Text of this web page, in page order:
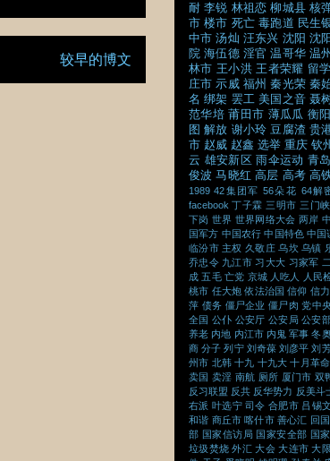
较早的博文
耐 李锐 林祖恋 柳城县 核
市 楼市 死亡 毒跑道 民生
中市 汤灿 汪东兴 沈阳 沈
院 海伍德 淫官 温哥华 温
林市 王小洪 王者荣耀 留
庄市 示威 福州 秦光荣 秦
名 绑架 罢工 美国之音 聂
范华培 莆田市 薄瓜瓜 衡
图 解放 谢小玲 豆腐渣 贵
市 赵威 赵鑫 选举 重庆 钦
云 雄安新区 雨伞运动 青
俊波 马晓红 高层 高考 高
1989 42集团军 56朵花 64解
facebook 丁子霖 三明市 三门
下岗 世界 世界网络大会 两岸
国军方 中国农行 中国特色 中国
临汾市 主权 久敬庄 乌坎 乌镇
乔忠令 九江市 习大大 习家军
成 五毛 亡党 京城 人吃人 人民
桃市 任大炮 依法治国 信仰 信
萍 债务 僵尸企业 僵尸肉 党中
全国 公仆 公安厅 公安局 公安
养老 内地 内江市 内鬼 军事 冬
商 分子 列宁 刘奇葆 刘彦平 刘
州市 北韩 十九 十九大 十月革命
卖国 卖淫 南航 厕所 厦门市 双
反习联盟 反共 反华势力 反美斗
右派 叶选宁 司令 合肥市 吕锡文
和谐 商丘市 喀什市 善心汇 回国
部 国家信访局 国家安全部 国
垃圾焚烧 外汇 大会 大连市 大限